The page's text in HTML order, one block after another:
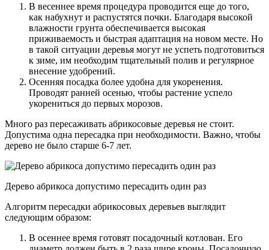
В весеннее время процедура проводится еще до того,
как набухнут и распустятся почки. Благодаря высокой
влажности грунта обеспечивается высокая
приживаемость и быстрая адаптация на новом месте. Но
в такой ситуации деревья могут не успеть подготовиться
к зиме, им необходим тщательный полив и регулярное
внесение удобрений.
Осенняя посадка более удобна для укоренения.
Проводят ранней осенью, чтобы растение успело
укорениться до первых морозов.
Много раз пересаживать абрикосовые деревья не стоит.
Допустима одна пересадка при необходимости. Важно, чтобы
дерево не было старше 6-7 лет.
Дерево абрикоса допустимо пересадить один раз
Алгоритм пересадки абрикосовых деревьев выглядит
следующим образом:
В осеннее время готовят посадочный котлован. Его